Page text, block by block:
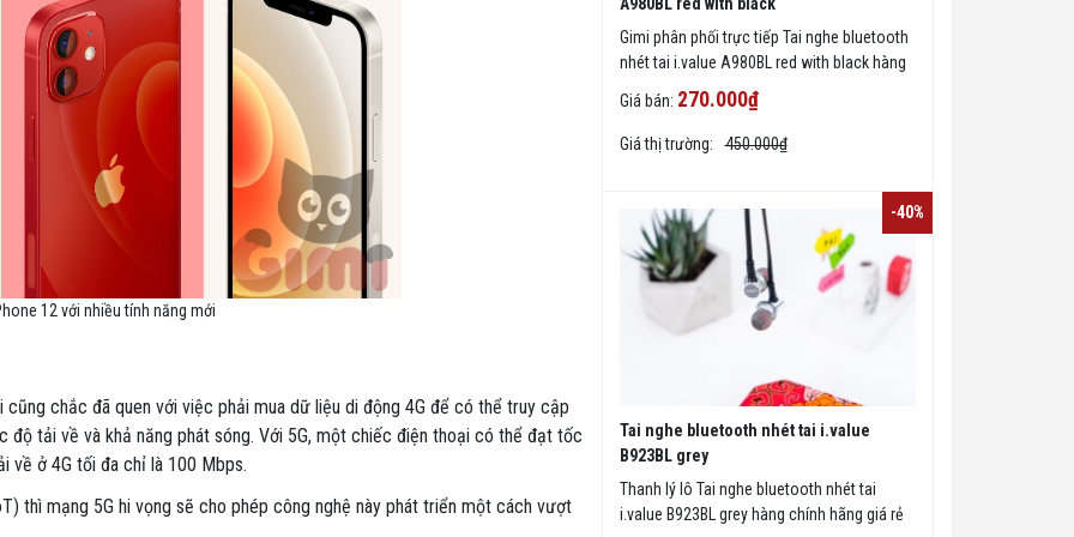
12 với nhiều tính năng mới
chắc đã quen với việc phải mua dữ liệu di động 4G để có thể truy cập
độ tải về và khả năng phát sóng. Với 5G, một chiếc điện thoại có thể đạt tốc
về ở 4G tối đa chỉ là 100 Mbps.
thì mạng 5G hi vọng sẽ cho phép công nghệ này phát triển một cách vượt
Gimi phân phối trực tiếp Tai nghe bluetooth
nhét tai i.value A980BL red with black hàng
chính hãng giá rẻ tại tphcm, giao hàng trên
toàn quốc
Giá bán: 270.000₫
Giá thị trường: 450.000₫
Tai nghe bluetooth nhét tai i.value
B923BL grey
Thanh lý lô Tai nghe bluetooth nhét tai
i.value B923BL grey hàng chính hãng giá rẻ
-40%